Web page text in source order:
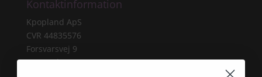
Kontaktinformation
Kpopland ApS
CVR 44835576
Forsvarsvej 9
2860 Søborg